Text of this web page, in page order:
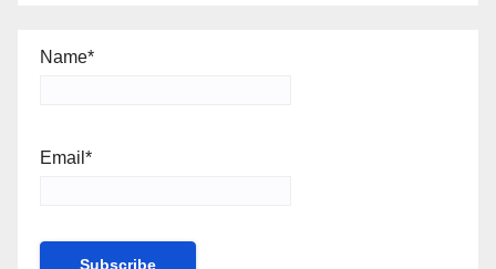
Name*
Email*